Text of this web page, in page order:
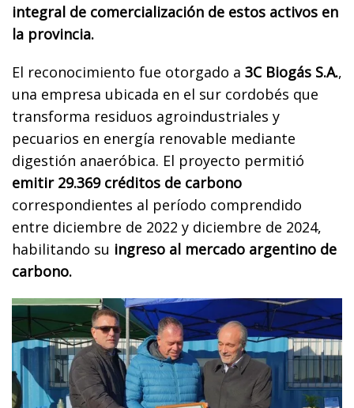
integral de comercialización de estos activos en
la provincia.
El reconocimiento fue otorgado a 3C Biogás S.A.,
una empresa ubicada en el sur cordobés que
transforma residuos agroindustriales y
pecuarios en energía renovable mediante
digestión anaeróbica. El proyecto permitió
emitir 29.369 créditos de carbono
correspondientes al período comprendido
entre diciembre de 2022 y diciembre de 2024,
habilitando su ingreso al mercado argentino de
carbono.